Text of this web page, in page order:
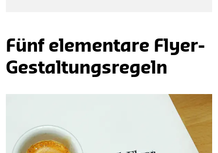
Fünf elementare Flyer-
Gestaltungsregeln